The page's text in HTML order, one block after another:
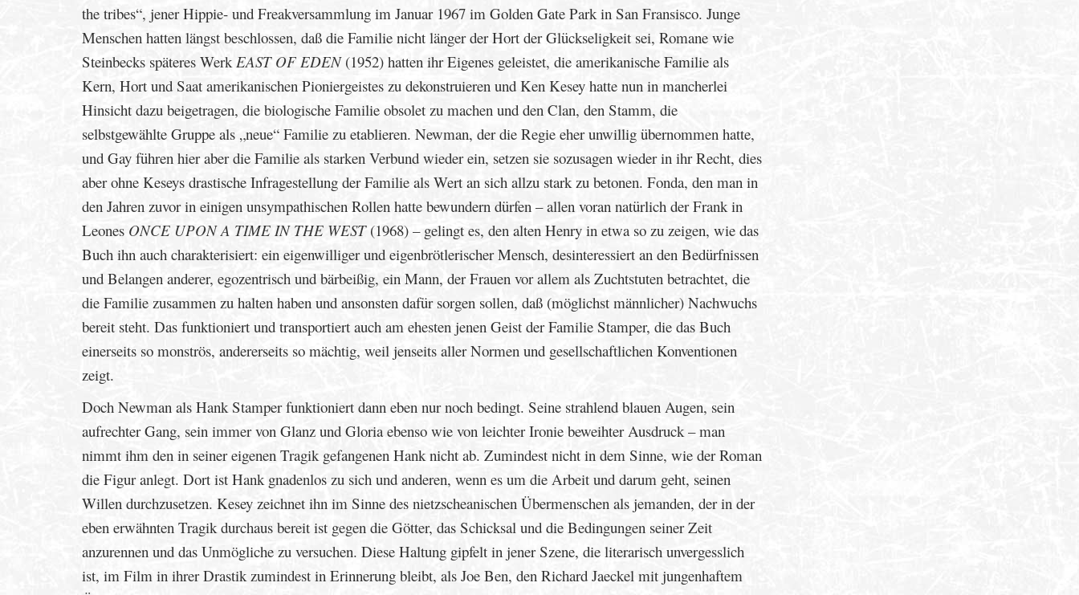
the tribes“, jener Hippie- und Freakversammlung im Januar 1967 im Golden Gate Park in San Fransisco. Junge
Menschen hatten längst beschlossen, daß die Familie nicht länger der Hort der Glückseligkeit sei, Romane wie
Steinbecks späteres WerkEAST OF EDEN(1952) hatten ihr Eigenes geleistet, die amerikanische Familie als
Kern, Hort und Saat amerikanischen Pioniergeistes zu dekonstruieren und Ken Kesey hatte nun in mancherlei
Hinsicht dazu beigetragen, die biologische Familie obsolet zu machen und den Clan, den Stamm, die
selbstgewählte Gruppe als „neue“ Familie zu etablieren. Newman, der die Regie eher unwillig übernommen hatte,
und Gay führen hier aber die Familie als starken Verbund wieder ein, setzen sie sozusagen wieder in ihr Recht, dies
aber ohne Keseys drastische Infragestellung der Familie als Wert an sich allzu stark zu betonen. Fonda, den man in
den Jahren zuvor in einigen unsympathischen Rollen hatte bewundern dürfen – allen voran natürlich der Frank in
Leones ONCE UPON A TIME IN THE WEST(1968) – gelingt es, den alten Henry in etwa so zu zeigen, wie das
Buch ihn auch charakterisiert: ein eigenwilliger und eigenbrötlerischer Mensch, desinteressiert an den Bedürfnissen
und Belangen anderer, egozentrisch und bärbeißig, ein Mann, der Frauen vor allem als Zuchtstuten betrachtet, die
die Familie zusammen zu halten haben und ansonsten dafür sorgen sollen, daß (möglichst männlicher) Nachwuchs
bereit steht. Das funktioniert und transportiert auch am ehesten jenen Geist der Familie Stamper, die das Buch
einerseits so monströs, andererseits so mächtig, weil jenseits aller Normen und gesellschaftlichen Konventionen
zeigt.
Doch Newman als Hank Stamper funktioniert dann eben nur noch bedingt. Seine strahlend blauen Augen, sein
aufrechter Gang, sein immer von Glanz und Gloria ebenso wie von leichter Ironie beweihter Ausdruck – man
nimmt ihm den in seiner eigenen Tragik gefangenen Hank nicht ab. Zumindest nicht in dem Sinne, wie der Roman
die Figur anlegt. Dort ist Hank gnadenlos zu sich und anderen, wenn es um die Arbeit und darum geht, seinen
Willen durchzusetzen. Kesey zeichnet ihn im Sinne des nietzscheanischen Übermenschen als jemanden, der in der
eben erwähnten Tragik durchaus bereit ist gegen die Götter, das Schicksal und die Bedingungen seiner Zeit
anzurennen und das Unmögliche zu versuchen. Diese Haltung gipfelt in jener Szene, die literarisch unvergesslich
ist, im Film in ihrer Drastik zumindest in Erinnerung bleibt, als Joe Ben, den Richard Jaeckel mit jungenhaftem